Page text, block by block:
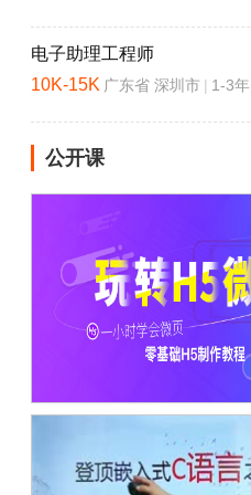
电子助理工程师
10K-15K 广东省 深圳市 | 1-3年
公开课